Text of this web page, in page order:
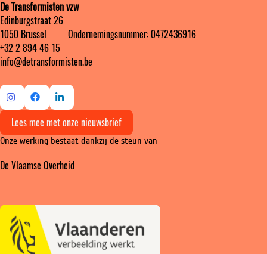
De Transformisten vzw
Edinburgstraat 26
1050 Brussel ‎ ‎‎‎ ‎ ‎ ‎ ‎ ‎ ‎ Ondernemingsnummer: 0472436916
+32 2 894 46 15
info@detransformisten.be
Ga
naar
Instagram
naar
Facebook
Ga
naar
LinkedIn
Lees mee met onze nieuwsbrief
Onze werking bestaat dankzij de steun van
De Vlaamse Overheid